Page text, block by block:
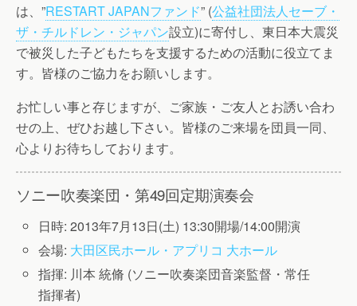
は、”RESTART JAPANファンド” (公益社団法人セーブ・
ザ・チルドレン・ジャパン設立)に寄付し、東日本大震災
で被災した子どもたちを支援するための活動に役立てま
す。皆様のご協力をお願いします。
お忙しい事と存じますが、ご家族・ご友人とお誘い合わ
せの上、ぜひお越し下さい。皆様のご来場を団員一同、
心よりお待ちしております。
ソニー吹奏楽団・第49回定期演奏会
日時: 2013年7月13日(土) 13:30開場/14:00開演
会場: 大田区民ホール・アプリコ 大ホール
指揮: 川本 統脩 (ソニー吹奏楽団音楽監督・常任
指揮者)